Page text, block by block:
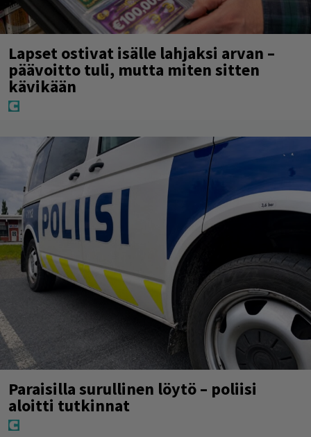
Lapset ostivat isälle lahjaksi arvan –
päävoitto tuli, mutta miten sitten
kävikään
Paraisilla surullinen löytö – poliisi
aloitti tutkinnat